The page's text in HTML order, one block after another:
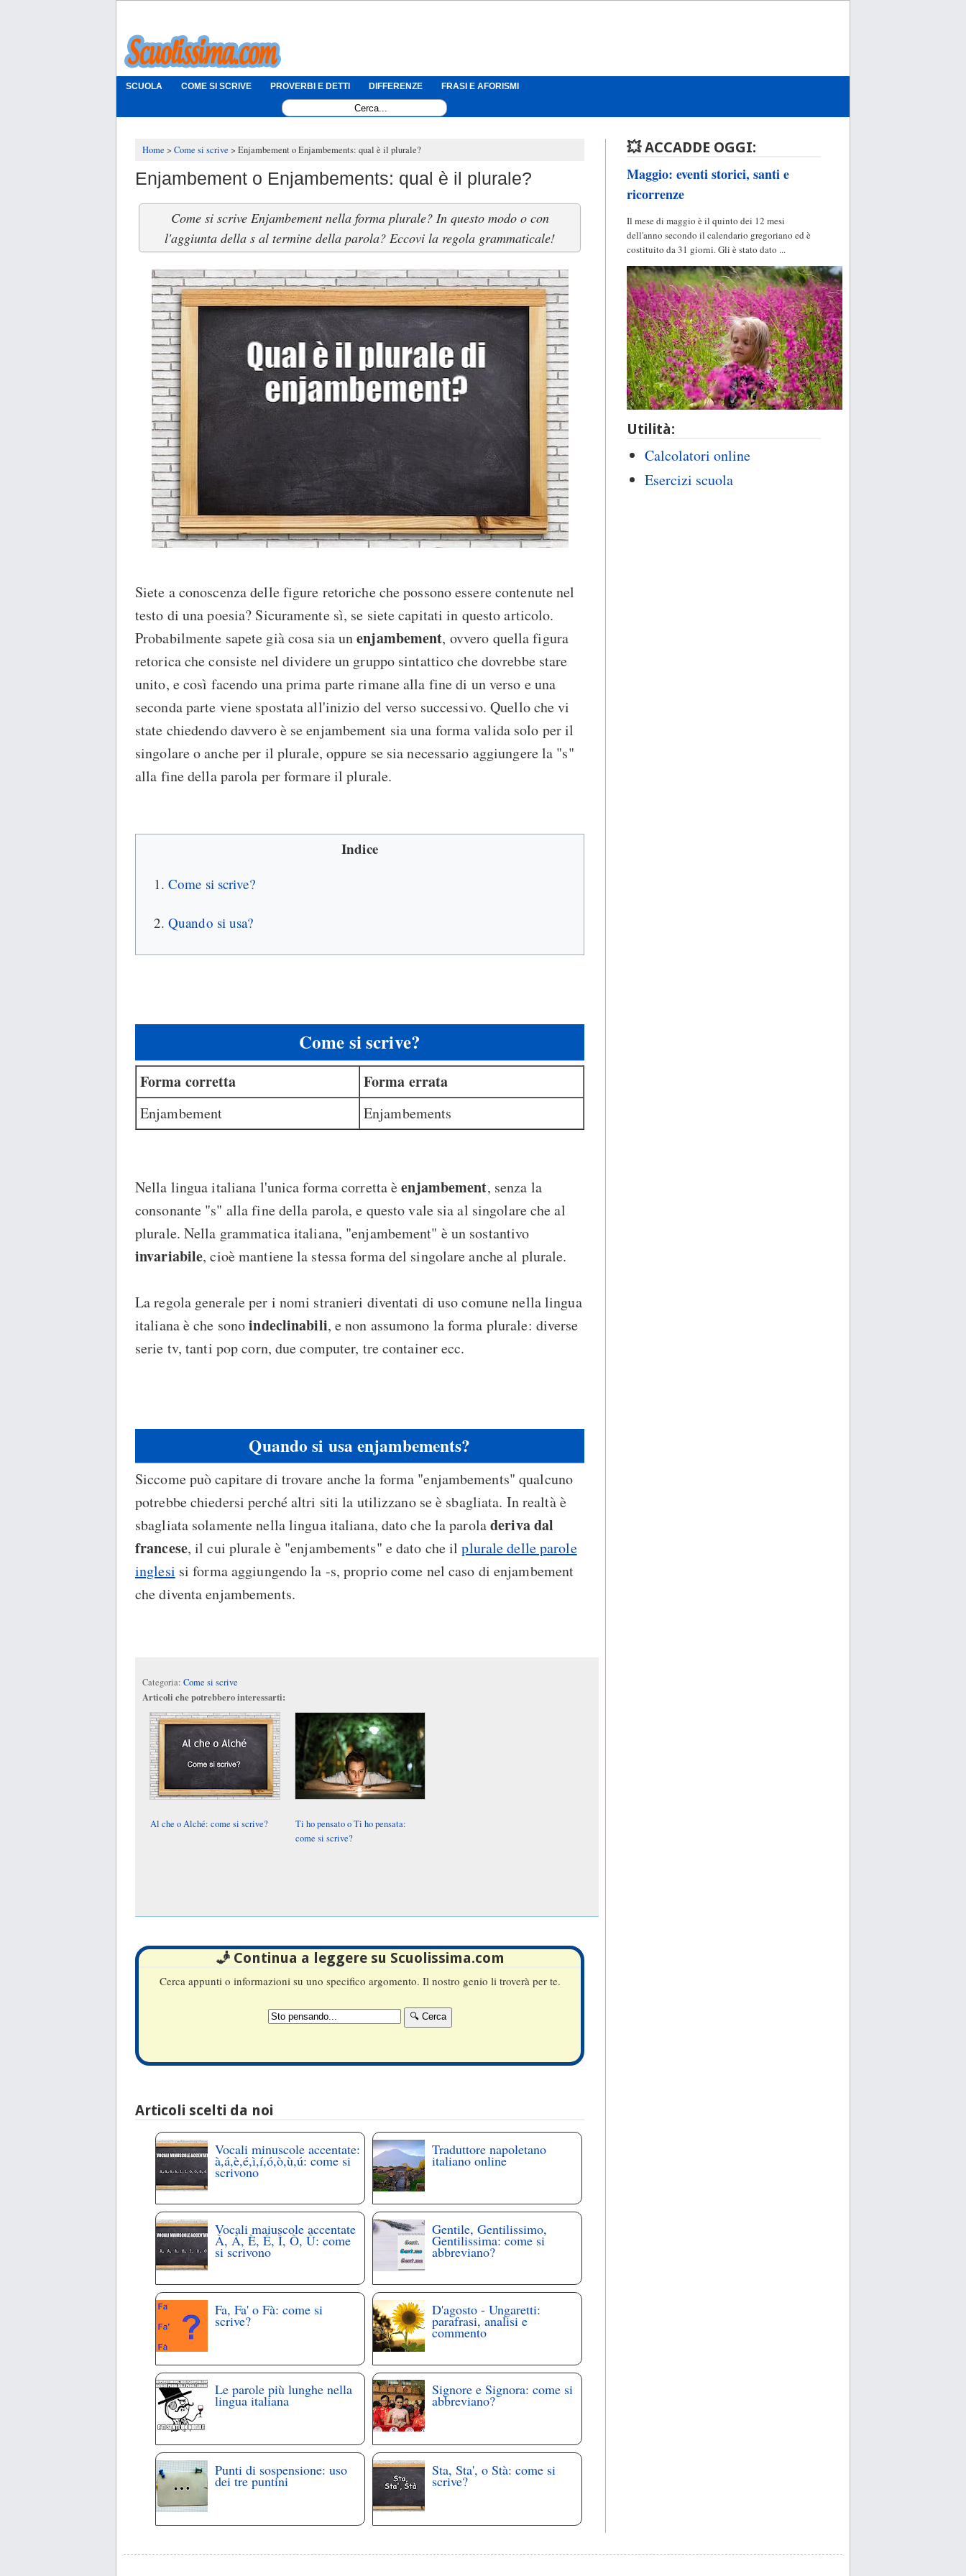
SCUOLA COME SI SCRIVE PROVERBI E DETTI DIFFERENZE FRASI E AFORISMI
Home Come si scrive Enjambement o Enjambements: qual è il plurale?
Enjambement o Enjambements: qual è il plurale?
Come si scrive Enjambement nella forma plurale? In questo modo o con
l'aggiunta della s al termine della parola? Eccovi la regola grammaticale!
Siete a conoscenza delle figure retoriche che possono essere contenute nel
testo di una poesia? Sicuramente sì, se siete capitati in questo articolo.
Probabilmente sapete già cosa sia unenjambement, ovvero quella figura
retorica che consiste nel dividere un gruppo sintattico che dovrebbe stare
unito, e così facendo una prima parte rimane alla fine di un verso e una
seconda parte viene spostata all'inizio del verso successivo. Quello che vi
state chiedendo davvero è se enjambement sia una forma valida solo per il
singolare o anche per il plurale, oppure se sia necessario aggiungere la "s"
alla fine della parola per formare il plurale.
Indice
Come si scrive?
Quando si usa?
Come si scrive?
Forma corretta Forma errata
Enjambement Enjambements
Nella lingua italiana l'unica forma corretta èenjambement, senza la
consonante "s" alla fine della parola, e questo vale sia al singolare che al
plurale. Nella grammatica italiana, "enjambement" è un sostantivo
invariabile, cioè mantiene la stessa forma del singolare anche al plurale.
La regola generale per i nomi stranieri diventati di uso comune nella lingua
italiana è che sonoindeclinabili, e non assumono la forma plurale: diverse
serie tv, tanti pop corn, due computer, tre container ecc.
Quando si usa enjambements?
Siccome può capitare di trovare anche la forma "enjambements" qualcuno
potrebbe chiedersi perché altri siti la utilizzano se è sbagliata. In realtà è
sbagliata solamente nella lingua italiana, dato che la paroladeriva dal
francese, il cui plurale è "enjambements" e dato che ilplurale delle parole
inglesi si forma aggiungendo la -s, proprio come nel caso di enjambement
che diventa enjambements.
Categoria: Come si scrive
Articoli che potrebbero interessarti:
Al che o Alché: come si scrive?
Ti ho pensato o Ti ho pensata:
come si scrive?
🧞 Continua a leggere su Scuolissima.com
Cerca appunti o informazioni su uno specifico argomento. Il nostro genio li troverà per te.
Articoli scelti da noi
Vocali minuscole accentate:
à,á,è,é,ì,í,ó,ò,ù,ú: come si
scrivono
Traduttore napoletano
italiano online
Vocali maiuscole accentate
À, Á, È, É, Ì, Ò, Ù: come
si scrivono
Gentile, Gentilissimo,
Gentilissima: come si
abbreviano?
Fa, Fa' o Fà: come si
scrive?
D'agosto - Ungaretti:
parafrasi, analisi e
commento
Le parole più lunghe nella
lingua italiana
Signore e Signora: come si
abbreviano?
Punti di sospensione: uso
dei tre puntini
Sta, Sta', o Stà: come si
scrive?
💥 ACCADDE OGGI:
Maggio: eventi storici, santi e
ricorrenze
Il mese di maggio è il quinto dei 12 mesi
dell'anno secondo il calendario gregoriano ed è
costituito da 31 giorni. Gli è stato dato ...
Utilità:
Calcolatori online
Esercizi scuola